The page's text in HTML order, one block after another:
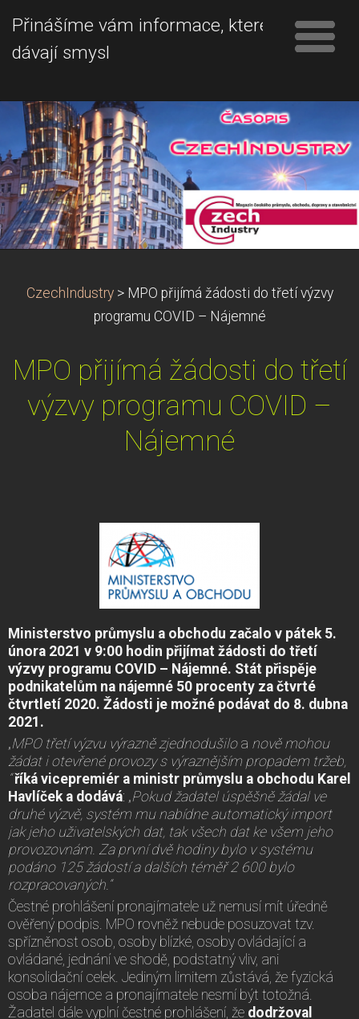
Přinášíme vám informace, které
dávají smysl
CzechIndustry > MPO přijímá žádosti do třetí výzvy
programu COVID – Nájemné
MPO přijímá žádosti do třetí
výzvy programu COVID –
Nájemné
Ministerstvo průmyslu a obchodu začalo v pátek 5.
února 2021 v 9:00 hodin přijímat žádosti do třetí
výzvy programu COVID – Nájemné. Stát přispěje
podnikatelům na nájemné 50 procenty za čtvrté
čtvrtletí 2020. Žádosti je možné podávat do 8. dubna
2021.
„MPO třetí výzvu výrazně zjednodušiloa nově mohou
žádat i otevřené provozy s výraznějším propadem tržeb,
“ říká vicepremiér a ministr průmyslu a obchodu Karel
Havlíček a dodává: „Pokud žadatel úspěšně žádal ve
druhé výzvě, systém mu nabídne automatický import
jak jeho uživatelských dat, tak všech dat ke všem jeho
provozovnám. Za první dvě hodiny bylo v systému
podáno 125 žádostí a dalších téměř 2 600 bylo
rozpracovaných.“
Čestné prohlášení pronajímatele už nemusí mít úředně
ověřený podpis. MPO rovněž nebude posuzovat tzv.
spřízněnost osob, osoby blízké, osoby ovládající a
ovládané, jednání ve shodě, podstatný vliv, ani
konsolidační celek. Jediným limitem zůstává, že fyzická
osoba nájemce a pronajímatele nesmí být totožná.
Žadatel dále vyplní čestné prohlášení, že dodržoval